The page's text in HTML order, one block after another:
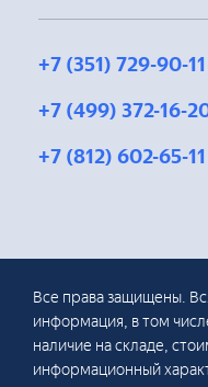
+7 (351) 729-90-11
+7 (499) 372-16-
+7 (812) 602-65-11
Все права защищены.
информация, в том
наличие на складе,
информационный